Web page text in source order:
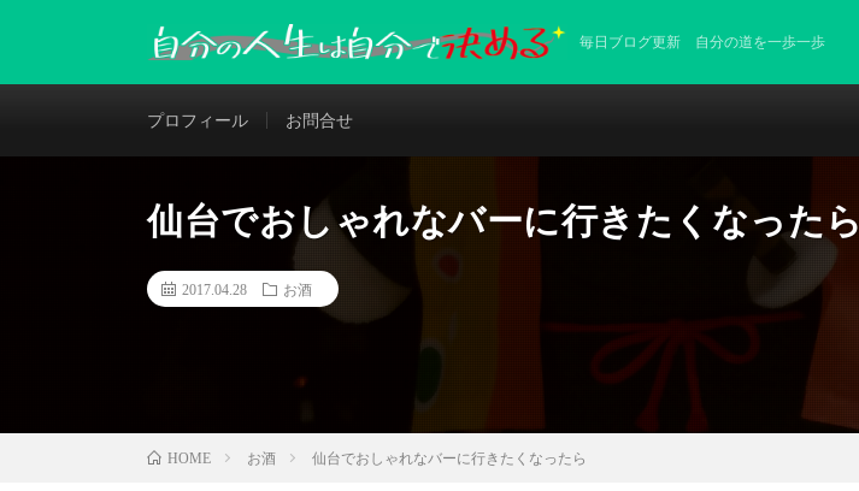
毎日ブログ更新 自分の道を一歩一歩
プロフィール お問合せ
仙台でおしゃれなバーに行きたくなったら
2017.04.28 お酒
HOME お酒 仙台でおしゃれなバーに行きたくなったら